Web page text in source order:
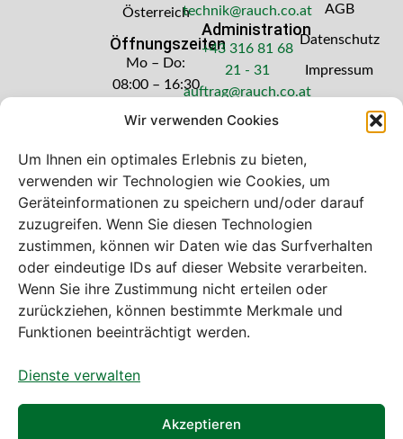
Wir verwenden Cookies
Um Ihnen ein optimales Erlebnis zu bieten,
verwenden wir Technologien wie Cookies, um
Geräteinformationen zu speichern und/oder darauf
zuzugreifen. Wenn Sie diesen Technologien
zustimmen, können wir Daten wie das Surfverhalten
oder eindeutige IDs auf dieser Website verarbeiten.
Wenn Sie ihre Zustimmung nicht erteilen oder
zurückziehen, können bestimmte Merkmale und
Funktionen beeinträchtigt werden.
Dienste verwalten
Akzeptieren
Österreich
Öffnungszeiten
Mo – Do:
08:00 – 16:30
Freitag: 08:00
technik@rauch.co.at
Administration
+43 316 81 68
21 - 31
auftrag@rauch.co.at
AGB
Datenschutz
Impressum
Bei diesem Webshop handelt es sich um
einen B2B-Webshop
A. Rauch GmbH – Ihr Experte aus Österreich für Waagen,
Eich- & Kalibrierservice, Sprühnebel-Zerstäubungstechnik
und Lebensmittelmaschinen.
Sämtliche Angebote der A. Rauch GmbH richten sich
gewerbliche Kunden, Institutionen, Kommunen usw. aus